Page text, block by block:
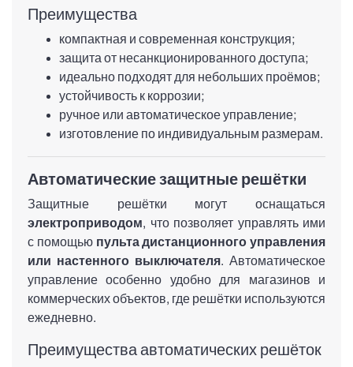
Все жалюзи
Преимущества
компактная и современная конструкция;
защита от несанкционированного доступа;
идеально подходят для небольших проёмов;
устойчивость к коррозии;
ручное или автоматическое управление;
изготовление по индивидуальным размерам.
Автоматические защитные решётки
Защитные решётки могут оснащаться
электроприводом, что позволяет управлять ими
с помощью пульта дистанционного управления
или настенного выключателя. Автоматическое
управление особенно удобно для магазинов и
коммерческих объектов, где решётки используются
ежедневно.
Преимущества автоматических решёток